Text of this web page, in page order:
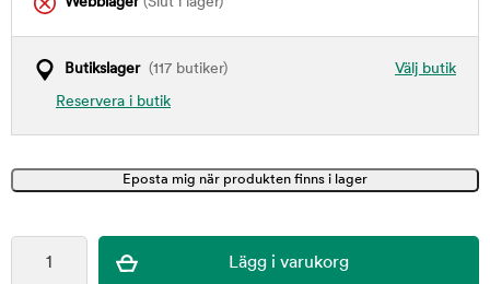
Välj butik
Butikslager(117 butiker)
Reservera i butik